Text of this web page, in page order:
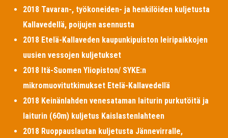
2018 Tavaran-, työkoneiden- ja henkilöiden kuljetusta
Kallavedellä, poijujen asennusta
2018 Etelä-Kallaveden kaupunkipuiston leiripaikkojen
uusien vessojen kuljetukset
2018 Itä-Suomen Yliopiston/ SYKE:n
mikromuovitutkimukset Etelä-Kallavedellä
2018 Keinänlahden venesataman laiturin purkutöitä ja
laiturin (60m) kuljetus Kaislastenlahteen
2018 Ruoppauslautan kuljetusta Jännevirralle,